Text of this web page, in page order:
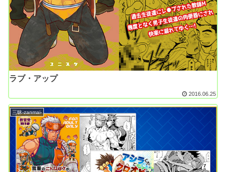
ラブ・アップ
2016.06.25
三昧-zanmai-